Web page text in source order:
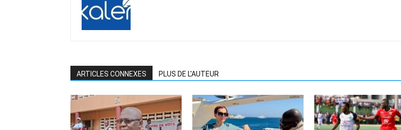
ARTICLES CONNEXES PLUS DE L'AUTEUR